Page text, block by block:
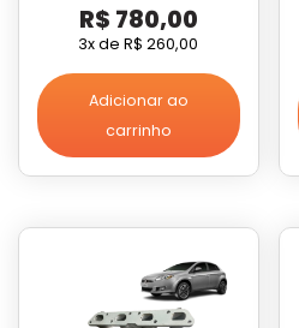
R$ 780,00
3x deR$ 260,00
Adicionar ao
carrinho